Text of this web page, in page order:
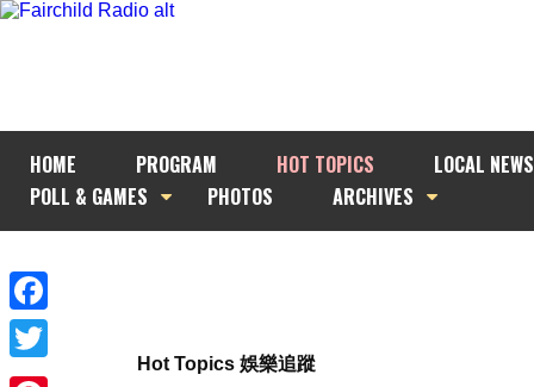
HOME PROGRAM HOT TOPICS
LOCAL NEWS
POLL & GAMES
PHOTOS ARCHIVES
Facebook
Twitter
Hot Topics 娛樂追蹤